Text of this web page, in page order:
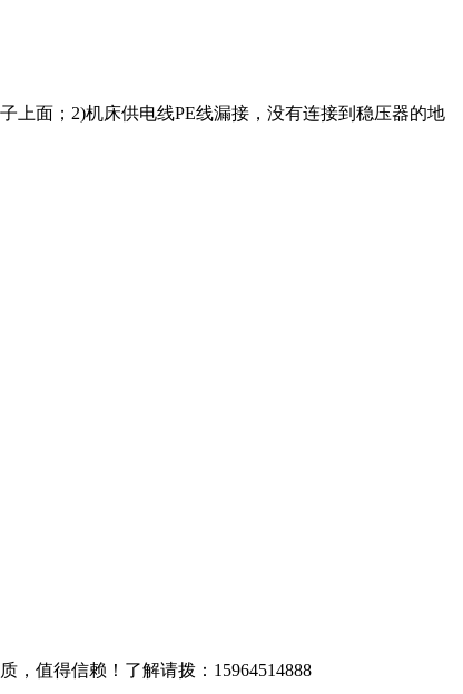
上面；2)机床供电线PE线漏接，没有连接到稳压器的地
，值得信赖！了解请拨：15964514888